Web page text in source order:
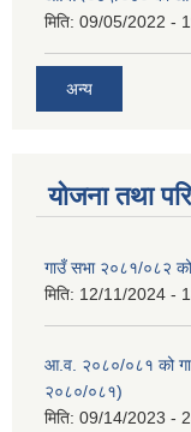
मिति: 09/05/2022 -
अन्य
योजना तथा
गाउँ सभा २०८१/०८२
मिति: 12/11/2024 -
आ.व. २०८०/०८१ को
२०८०/०८१)
मिति: 09/14/2023 -